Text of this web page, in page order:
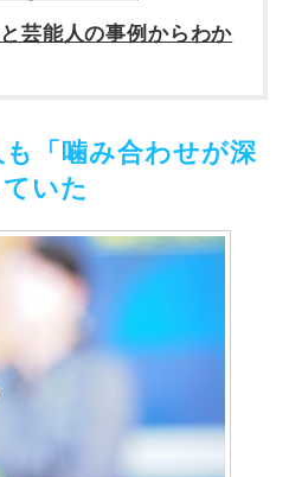
芸能人の事例からわか
「噛み合わせが深
いた